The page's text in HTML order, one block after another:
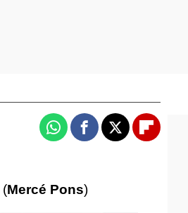
WhatsappFacebook
X
(Mercé Pons)